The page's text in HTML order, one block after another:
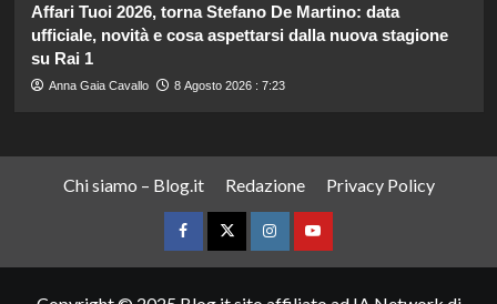
Affari Tuoi 2026, torna Stefano De Martino: data
ufficiale, novità e cosa aspettarsi dalla nuova stagione
su Rai 1
Anna Gaia Cavallo 8 Agosto 2026 : 7:23
Chi siamo – Blog.it Redazione Privacy Policy
FacebookTwitterInstagramYouTube